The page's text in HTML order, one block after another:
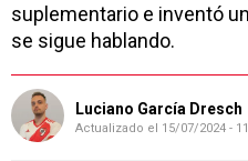
suplementario e inventó
se sigue hablando.
Luciano García Dresch
Actualizado el 15/07/2024 -